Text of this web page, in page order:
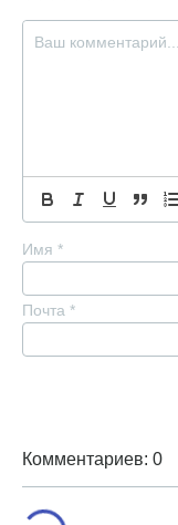
Имя *
Почта *
Комментариев: 0